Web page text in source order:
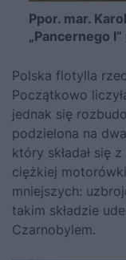
Ppor. mar.
„Pancernego
Polska flotylla
Początkowo
jednak się
podzielona na
który składał się
ciężkiej
mniejszych:
takim składzie
Czarnobylem.